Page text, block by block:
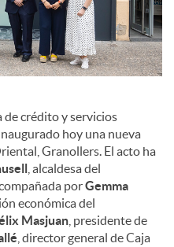
de crédito y servicios
hoy una nueva
Granollers. El acto ha
, alcaldesa del
porGemma
económica del
Masjuan , presidente de
, director general de Caja